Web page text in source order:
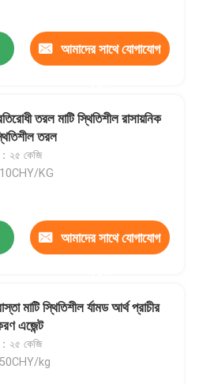
আমাদের সাথে যোগাযোগ
তরল মাটি স্থিতিশীল রাসায়নিক
তরল
২৫ কেজি
KG
আমাদের সাথে যোগাযোগ
মাটি স্থিতিশীল র্যামড আর্থ প্রাচীর
এজেন্ট
২৫ কেজি
kg